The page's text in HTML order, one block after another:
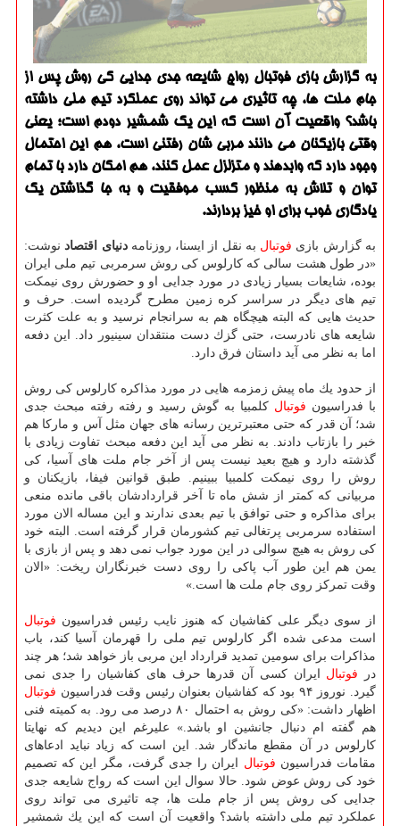
به گزارش بازی فوتبال رواج شایعه جدی جدایی كی روش پس از
جام ملت ها، چه تاثیری می تواند روی عملكرد تیم ملی داشته
باشد؟ واقعیت آن است كه این یك شمشیر دودم است؛ یعنی
وقتی بازیكنان می دانند مربی شان رفتنی است، هم این احتمال
وجود دارد كه وابدهند و متزلزل عمل كنند، هم امكان دارد با تمام
توان و تلاش به منظور كسب موفقیت و به جا گذاشتن یك
یادگاری خوب برای او خیز بردارند.
به گزارش بازی فوتبال به نقل از ایسنا، روزنامهدنیای اقتصادنوشت:
«در طول هشت سالی كه كارلوس كی روش سرمربی تیم ملی ایران
بوده، شایعات بسیار زیادی در مورد جدایی او و حضورش روی نیمكت
تیم های دیگر در سراسر كره زمین مطرح گردیده است. حرف و
حدیث هایی كه البته هیچگاه هم به سرانجام نرسید و به علت كثرت
شایعه های نادرست، حتی گزك دست منتقدان سینیور داد. این دفعه
اما به نظر می آید داستان فرق دارد.
از حدود یك ماه پیش زمزمه هایی در مورد مذاكره كارلوس كی روش
با فدراسیون فوتبال كلمبیا به گوش رسید و رفته رفته مبحث جدی
شد؛ آن قدر كه حتی معتبرترین رسانه های جهان مثل آس و ماركا هم
خبر را بازتاب دادند. به نظر می آید این دفعه مبحث تفاوت زیادی با
گذشته دارد و هیچ بعید نیست پس از آخر جام ملت های آسیا، كی
روش را روی نیمكت كلمبیا ببینیم. طبق قوانین فیفا، بازیكنان و
مربیانی كه كمتر از شش ماه تا آخر قراردادشان باقی مانده منعی
برای مذاكره و حتی توافق با تیم بعدی ندارند و این مساله الان مورد
استفاده سرمربی پرتغالی تیم كشورمان قرار گرفته است. البته خود
كی روش به هیچ سوالی در این مورد جواب نمی دهد و پس از بازی با
یمن هم این طور آب پاكی را روی دست خبرنگاران ریخت: «الان
وقت تمركز روی جام ملت ها است.»
از سوی دیگر علی كفاشیان كه هنوز نایب رئیس فدراسیون فوتبال
است مدعی شده اگر كارلوس تیم ملی را قهرمان آسیا كند، باب
مذاكرات برای سومین تمدید قرارداد این مربی باز خواهد شد؛ هر چند
در فوتبال ایران كسی آن قدرها حرف های كفاشیان را جدی نمی
گیرد. نوروز ۹۴ بود كه كفاشیان بعنوان رئیس وقت فدراسیون
فوتبال
اظهار داشت: «كی روش به احتمال ۸۰ درصد می رود. به كمیته فنی
هم گفته ام دنبال جانشین او باشد.» علیرغم این دیدیم كه نهایتا
كارلوس در آن مقطع ماندگار شد. این است كه زیاد نباید ادعاهای
مقامات فدراسیون فوتبال ایران را جدی گرفت، مگر این كه تصمیم
خود كی روش عوض شود. حالا سوال این است كه رواج شایعه جدی
جدایی كی روش پس از جام ملت ها، چه تاثیری می تواند روی
عملكرد تیم ملی داشته باشد؟ واقعیت آن است كه این یك شمشیر